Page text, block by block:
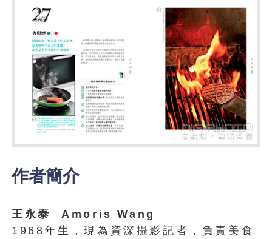
作者簡介
王永泰 Amoris Wang
1968年生，現為資深攝影記者，負責美食